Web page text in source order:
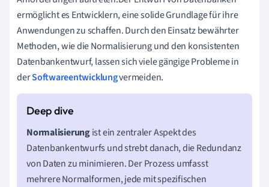
ermöglicht es Entwicklern, eine solide Grundlage für ihre
Anwendungen zu schaffen. Durch den Einsatz bewährter
Methoden, wie die Normalisierung und den konsistenten
Datenbankentwurf, lassen sich viele gängige Probleme in
derSoftwareentwicklungvermeiden.
Normalisierungist ein zentraler Aspekt des
Datenbankentwurfs und strebt danach, die Redundanz
von Daten zu minimieren. Der Prozess umfasst
mehrere Normalformen, jede mit spezifischen